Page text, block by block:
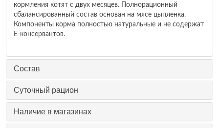
кормления котят с двух месяцев. Полнорационный
сбалансированный состав основан на мясе цыпленка.
Компоненты корма полностью натуральные и не содержат
Е-консервантов.
Состав
Суточный рацион
Наличие в магазинах